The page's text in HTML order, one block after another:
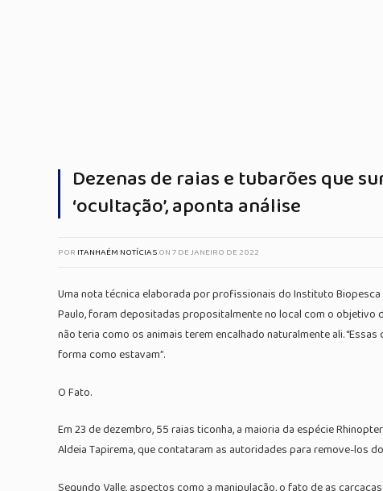
Dezenas de raias e tubarões que
‘ocultação’, aponta análise
POR ITANHAÉM NOTÍCIASON7 DE JANEIRO DE 2022
Uma nota técnica elaborada por profissionais do Instituto
Paulo, foram depositadas propositalmente no local com o objetivo
não teria como os animais terem encalhado naturalmente ali.
forma como estavam”.
O Fato.
Em 23 de dezembro, 55 raias ticonha, a maioria da espécie
Aldeia Tapirema, que contataram as autoridades para remove-los